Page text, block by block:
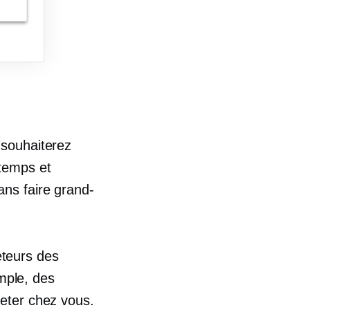
et
faire grand-
des
des
chez vous.